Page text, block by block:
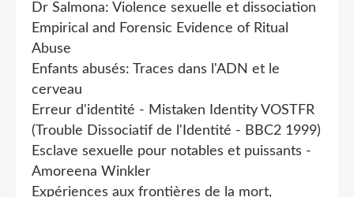
Dr Salmona: Violence sexuelle et dissociation
Empirical and Forensic Evidence of Ritual
Abuse
Enfants abusés: Traces dans l'ADN et le
cerveau
Erreur d'identité - Mistaken Identity VOSTFR
(Trouble Dissociatif de l'Identité - BBC2 1999)
Esclave sexuelle pour notables et puissants -
Amoreena Winkler
Expériences aux frontières de la mort,